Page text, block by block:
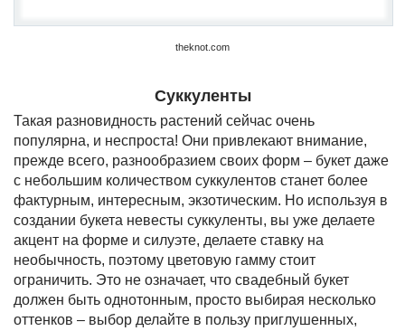
theknot.com
Суккуленты
Такая разновидность растений сейчас очень
популярна, и неспроста! Они привлекают внимание,
прежде всего, разнообразием своих форм – букет даже
с небольшим количеством суккулентов станет более
фактурным, интересным, экзотическим. Но используя в
создании букета невесты суккуленты, вы уже делаете
акцент на форме и силуэте, делаете ставку на
необычность, поэтому цветовую гамму стоит
ограничить. Это не означает, что свадебный букет
должен быть однотонным, просто выбирая несколько
оттенков – выбор делайте в пользу приглушенных,